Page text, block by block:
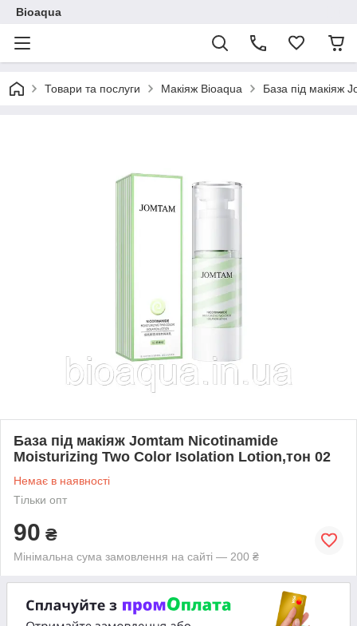
Bioaqua
Товари та послуги Макіяж Bioaqua База під макіяж
База під макіяж Jomtam Nicotinamide
Moisturizing Two Color Isolation Lotion,тон 02
Немає в наявності
Тільки опт
90 ₴
Мінімальна сума замовлення на сайті — 200 ₴